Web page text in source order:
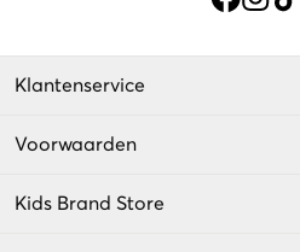
Klantenservice
Voorwaarden
Kids Brand Store